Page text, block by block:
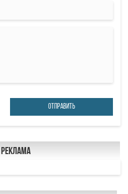
ОТПРАВИТЬ
Реклама